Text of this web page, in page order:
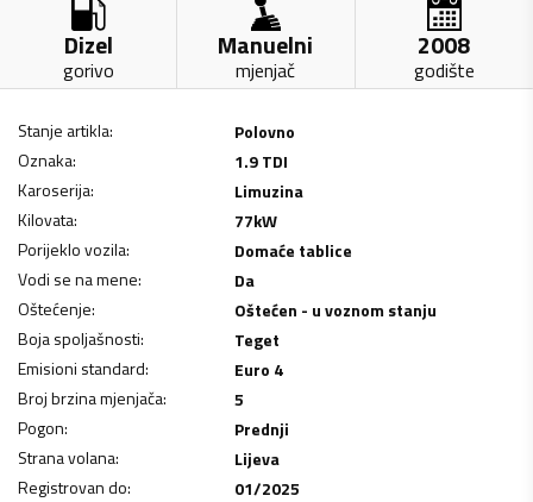
Dizel
gorivo
Manuelni
mjenjač
2008
godište
Stanje artikla:
Polovno
Oznaka:
1.9 TDI
Karoserija:
Limuzina
Kilovata: 77kW
Porijeklo vozila:
Domaće tablice
Vodi se na mene:
Da
Oštećenje:
Oštećen - u voznom stanju
Boja spoljašnosti:
Teget
Emisioni standard:
Euro 4
Broj brzina mjenjača:
5
Pogon:
Prednji
Strana volana:
Lijeva
Registrovan do: 01/2025